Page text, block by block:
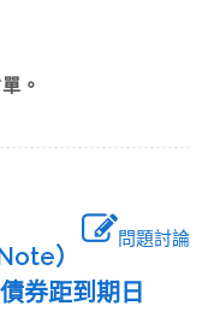
。
問題討論
）
券距到期日